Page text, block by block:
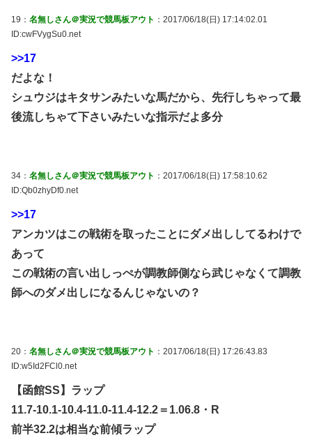
19： 名無しさん＠実況で競馬板アウト ：2017/06/18(日) 17:14:02.01
ID:cwFVygSu0.net
>>17
だよな！
シュウジはキタサンみたいな馬だから、先行しちゃって最
後流しちゃて下さいみたいな指示だよ多分
34： 名無しさん＠実況で競馬板アウト ：2017/06/18(日) 17:58:10.62
ID:Qb0zhyDf0.net
>>17
アンカツはこの戦術を取ったことにダメ出ししてるわけで
あって
この戦術の言い出しっぺが調教師側なら武じゃなくて調教
師へのダメ出しになるんじゃないの？
20： 名無しさん＠実況で競馬板アウト ：2017/06/18(日) 17:26:43.83
ID:w5Id2FCl0.net
【函館SS】ラップ
11.7-10.1-10.4-11.0-11.4-12.2＝1.06.8・R
前半32.2は相当な前傾ラップ